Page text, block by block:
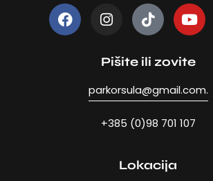
Pišite ili zovite
parkorsula@gmail.com.
+385 (0)98 701 107
Lokacija